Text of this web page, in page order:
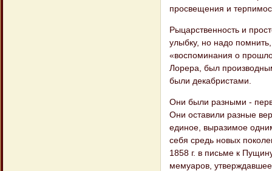
просвещения и
Рыцарственность и
улыбку, но надо
«воспоминания о
Лорера, был
были декабристами.
Они были разными -
Они оставили разные
единое, выразимое
себя средь новых
1858 г. в письме к
мемуаров,